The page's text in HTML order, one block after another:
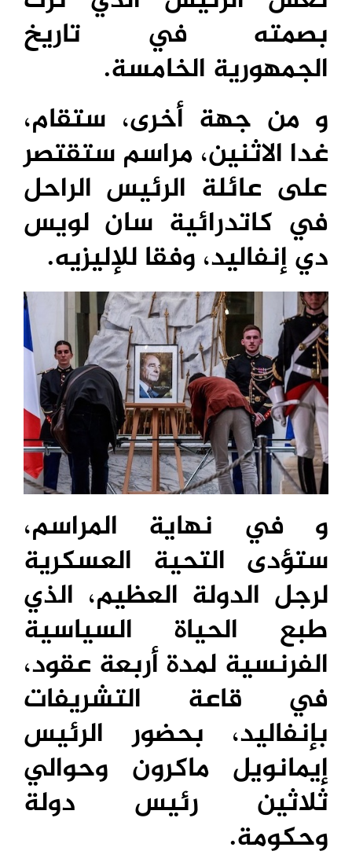
بصمته في تاريخ
الجمهورية الخامسة.
و من جهة أخرى، ستقام،
غدا الاثنين، مراسم ستقتصر
على عائلة الرئيس الراحل
في كاتدرائية سان لويس
دي إنفاليد، وفقا للإليزيه.
و في نهاية المراسم،
ستؤدى التحية العسكرية
لرجل الدولة العظيم، الذي
طبع الحياة السياسية
الفرنسية لمدة أربعة عقود،
في قاعة التشريفات
بإنفاليد، بحضور الرئيس
إيمانويل ماكرون وحوالي
ثلاثين رئيس دولة
وحكومة.